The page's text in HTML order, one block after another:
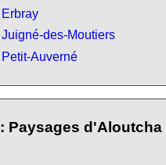
Erbray
Juigné-des-Moutiers
Petit-Auverné
: Paysages d'Aloutcha